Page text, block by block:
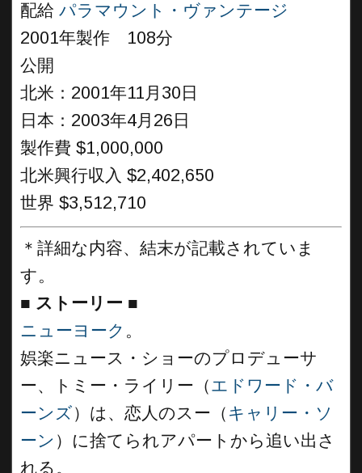
配給 パラマウント・ヴァンテージ
2001年製作 108分
公開
北米：2001年11月30日
日本：2003年4月26日
製作費 $1,000,000
北米興行収入 $2,402,650
世界 $3,512,710
＊詳細な内容、結末が記載されていま
す。
■ ストーリー ■
ニューヨーク 。
娯楽ニュース・ショーのプロデューサ
ー、トミー・ライリー（エドワード・バ
ーンズ）は、恋人のスー（ キャリー・ソ
ーン ）に捨てられアパートから追い出さ
れる。